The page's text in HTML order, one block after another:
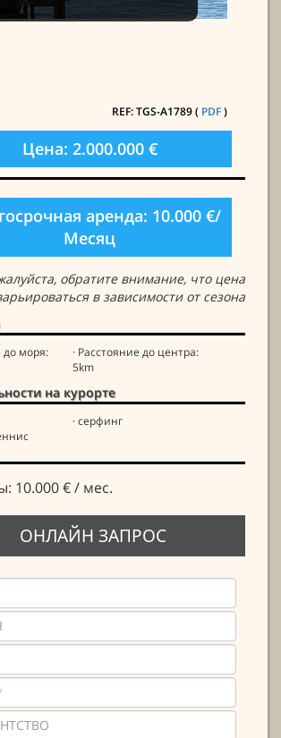
REF: TGS-A1789 ( PDF)
Цена: 2.000.000 €
аренда: 10.000 €/
Месяц
обратите внимание, что цена
в зависимости от сезона
до моря:
· Расстояние до центра:
5km
на курорте
· серфинг
10.000 € / мес.
ОНЛАЙН ЗАПРОС